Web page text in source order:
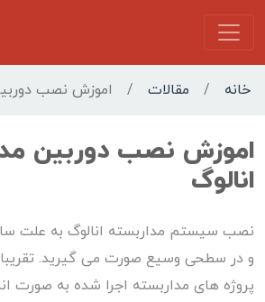
خانه / مقالات / اموزش نصب
اموزش نصب دوربین
انالوگ
نصب سیستم مداربسته انالوگ به علت
پروژه های مداربسته اجرا شده به صورت